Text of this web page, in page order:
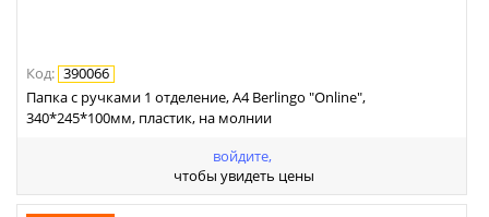
Код: 390066
Папка с ручками 1 отделение, А4 Berlingo "Online",
340*245*100мм, пластик, на молнии
войдите,
чтобы увидеть цены